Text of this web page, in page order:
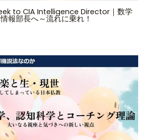
to CIA Intelligence Director｜数学
報部長へ～流れに乗れ！